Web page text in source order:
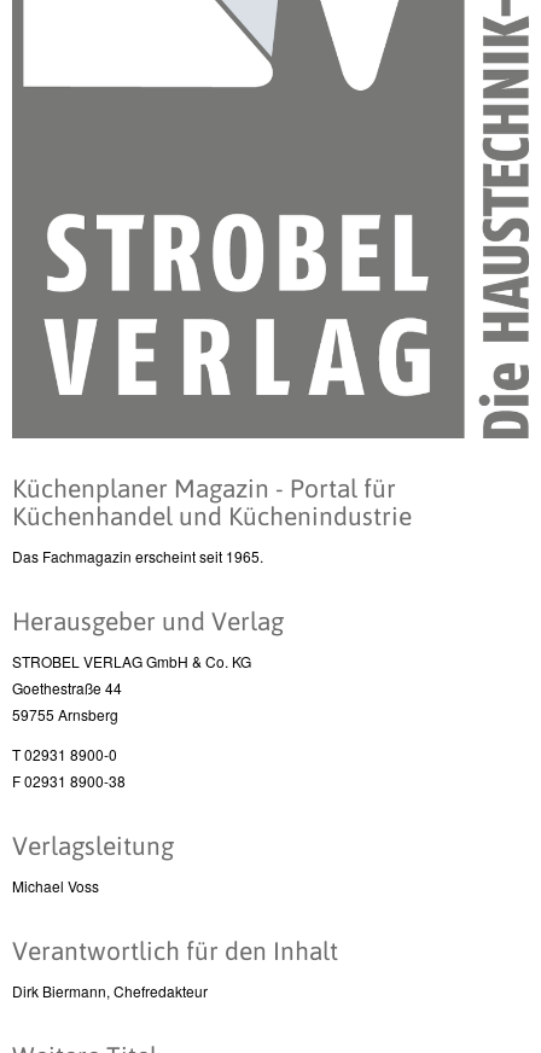
Küchenplaner Magazin - Portal für
Küchenhandel und Küchenindustrie
Das Fachmagazin erscheint seit 1965.
Herausgeber und Verlag
STROBEL VERLAG GmbH & Co. KG
Goethestraße 44
59755 Arnsberg
T 02931 8900-0
F 02931 8900-38
Verlagsleitung
Michael Voss
Verantwortlich für den Inhalt
Dirk Biermann, Chefredakteur